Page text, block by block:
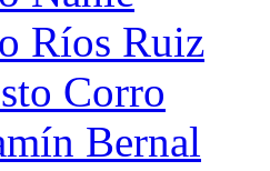
Ríos Ruiz
Corro
Bernal